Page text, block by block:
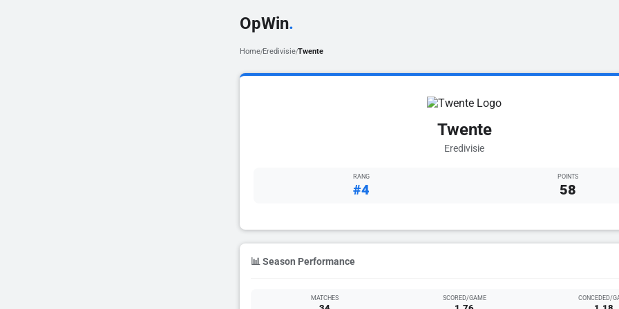
OpWin.
Home/Eredivisie/Twente
Twente
Eredivisie
RANG
#4
POINTS
58
📊 Season Performance
MATCHES SCORED/GAME CONCEDED/